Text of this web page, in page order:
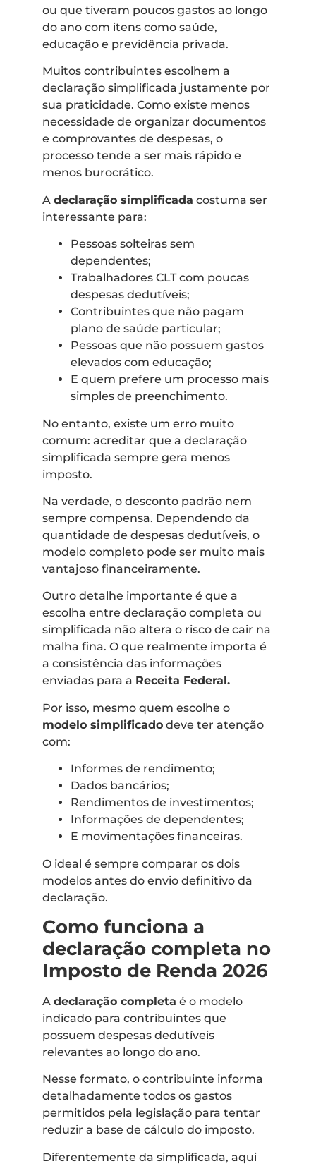
ou que tiveram poucos gastos ao longo
do ano com itens como saúde,
educação e previdência privada.
Muitos contribuintes escolhem a
declaração simplificada justamente por
sua praticidade. Como existe menos
necessidade de organizar documentos
e comprovantes de despesas, o
processo tende a ser mais rápido e
menos burocrático.
A declaração simplificada costuma ser
interessante para:
Pessoas solteiras sem
dependentes;
Trabalhadores CLT com poucas
despesas dedutíveis;
Contribuintes que não pagam
plano de saúde particular;
Pessoas que não possuem gastos
elevados com educação;
E quem prefere um processo mais
simples de preenchimento.
No entanto, existe um erro muito
comum: acreditar que a declaração
simplificada sempre gera menos
imposto.
Na verdade, o desconto padrão nem
sempre compensa. Dependendo da
quantidade de despesas dedutíveis, o
modelo completo pode ser muito mais
vantajoso financeiramente.
Outro detalhe importante é que a
escolha entre declaração completa ou
simplificada não altera o risco de cair na
malha fina. O que realmente importa é
a consistência das informações
enviadas para a Receita Federal.
Por isso, mesmo quem escolhe o
modelo simplificado deve ter atenção
com:
Informes de rendimento;
Dados bancários;
Rendimentos de investimentos;
Informações de dependentes;
E movimentações financeiras.
O ideal é sempre comparar os dois
modelos antes do envio definitivo da
declaração.
Como funciona a
declaração completa no
Imposto de Renda 2026
A declaração completa é o modelo
indicado para contribuintes que
possuem despesas dedutíveis
relevantes ao longo do ano.
Nesse formato, o contribuinte informa
detalhadamente todos os gastos
permitidos pela legislação para tentar
reduzir a base de cálculo do imposto.
Diferentemente da simplificada, aqui